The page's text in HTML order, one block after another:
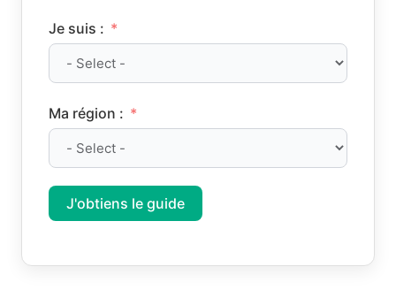
Je suis :
Ma région :
J'obtiens le guide